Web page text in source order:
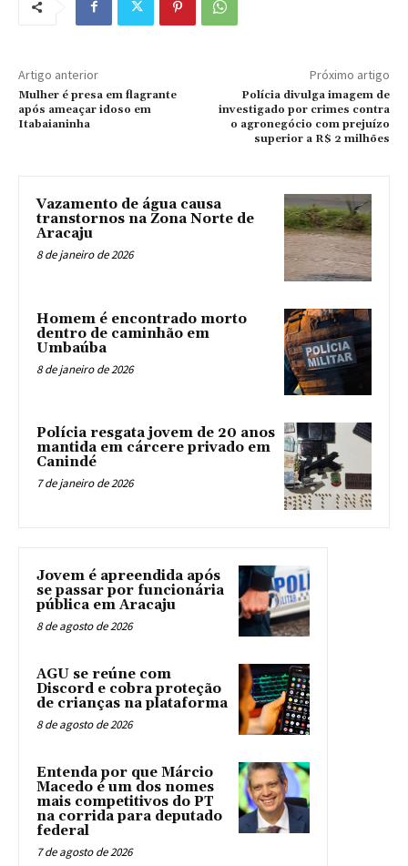
Artigo anterior
Mulher é presa em flagrante
após ameaçar idoso em
Itabaianinha
Próximo artigo
Polícia divulga imagem de
investigado por crimes contra
o agronegócio com prejuízo
superior a R$ 2 milhões
Vazamento de água causa
transtornos na Zona Norte de
Aracaju
8 de janeiro de 2026
Homem é encontrado morto
dentro de caminhão em
Umbaúba
8 de janeiro de 2026
Polícia resgata jovem de 20 anos
mantida em cárcere privado em
Canindé
7 de janeiro de 2026
Jovem é apreendida após
se passar por funcionária
pública em Aracaju
8 de agosto de 2026
AGU se reúne com
Discord e cobra proteção
de crianças na plataforma
8 de agosto de 2026
Entenda por que Márcio
Macedo é um dos nomes
mais competitivos do PT
na corrida para deputado
federal
7 de agosto de 2026